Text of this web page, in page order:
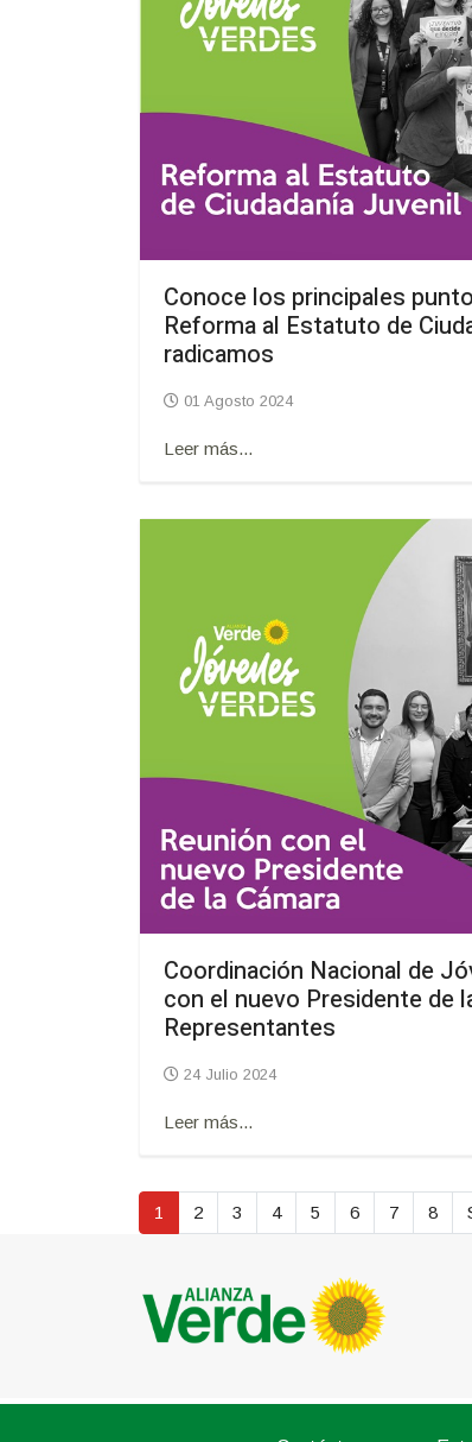
Conoce los principales
Reforma al Estatuto de
radicamos
01 Agosto 2024
Leer más...
Coordinación Nacional de
con el nuevo Presidente de
Representantes
24 Julio 2024
Leer más...
1 2 3 4 5 6 7 8